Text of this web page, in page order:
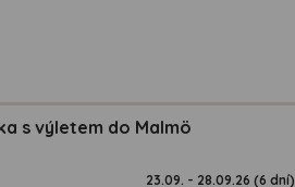
s výletem do Malmö
23.09. - 28.09.26 (6 dní)